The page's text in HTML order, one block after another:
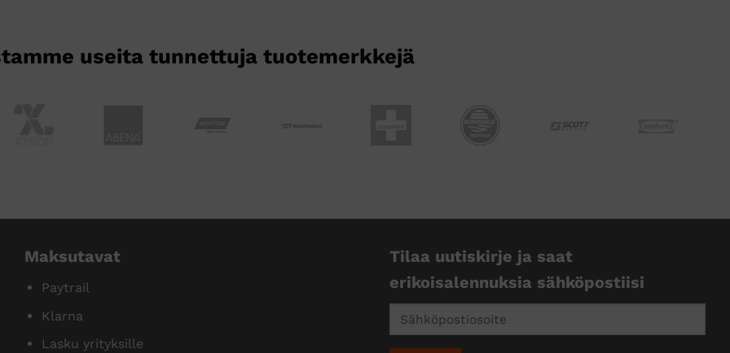
useita tunnettuja tuotemerkkejä
Maksutavat
Paytrail
Klarna
Lasku yrityksille
Tilaa uutiskirje ja saat
erikoisalennuksia sähköpostiisi